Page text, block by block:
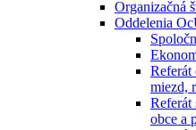
Organizačná
Oddelenia
Referát
miezd,
Referát
obce a